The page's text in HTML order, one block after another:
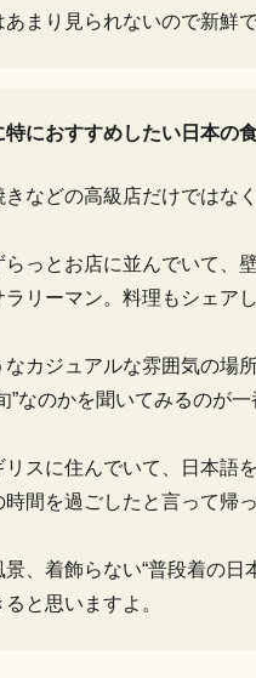
まり見られないので新鮮で
におすすめしたい日本の
などの高級店だけではな
らっとお店に並んでいて、
リーマン。料理もシェア
なカジュアルな雰囲気の場
”なのかを聞いてみるのが一
リスに住んでいて、日本語
間を過ごしたと言って帰
景、着飾らない“普段着の
と思いますよ。